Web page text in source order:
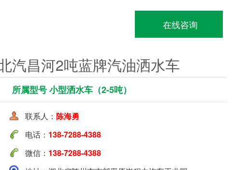
在线咨询
汽昌河2吨蓝牌汽油洒水车
所属型号 小型洒水车（2-5吨）
联系人： 陈海勇
电话： 138-7288-4388
微信： 138-7288-4388